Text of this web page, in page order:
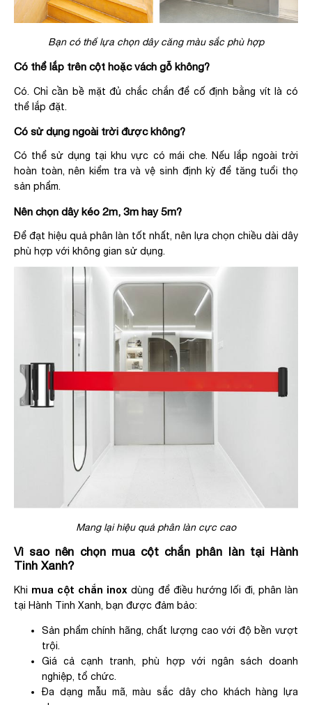
Bạn có thể lựa chọn dây căng màu sắc phù hợp
Có thể lắp trên cột hoặc vách gỗ không?
Có. Chỉ cần bề mặt đủ chắc chắn để cố định bằng vít là có
thể lắp đặt.
Có sử dụng ngoài trời được không?
Có thể sử dụng tại khu vực có mái che. Nếu lắp ngoài trời
hoàn toàn, nên kiểm tra và vệ sinh định kỳ để tăng tuổi thọ
sản phẩm.
Nên chọn dây kéo 2m, 3m hay 5m?
Để đạt hiệu quả phân làn tốt nhất, nên lựa chọn chiều dài dây
phù hợp với không gian sử dụng.
Mang lại hiệu quả phân làn cực cao
Vì sao nên chọn mua cột chắn phân làn tại Hành
Tinh Xanh?
Khi mua cột chắn inox dùng để điều hướng lối đi, phân làn
tại Hành Tinh Xanh, bạn được đảm bảo:
Sản phẩm chính hãng, chất lượng cao với độ bền vượt
trội.
Giá cả cạnh tranh, phù hợp với ngân sách doanh
nghiệp, tổ chức.
Đa dạng mẫu mã, màu sắc dây cho khách hàng lựa